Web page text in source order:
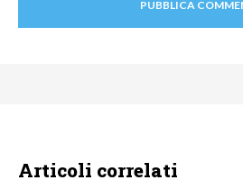
Articoli correlati